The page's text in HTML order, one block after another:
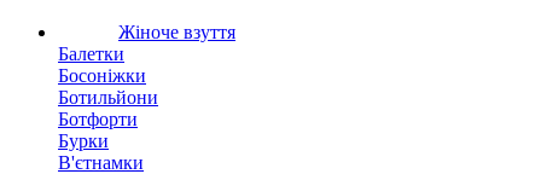
Жіноче взуття
Балетки
Босоніжки
Ботильйони
Ботфорти
Бурки
В'єтнамки